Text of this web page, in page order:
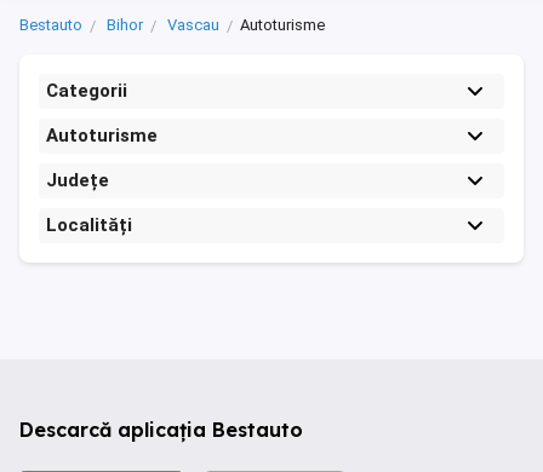
Bestauto Bihor Vascau Autoturisme
Categorii
Autoturisme
Județe
Localități
Descarcă aplicația Bestauto